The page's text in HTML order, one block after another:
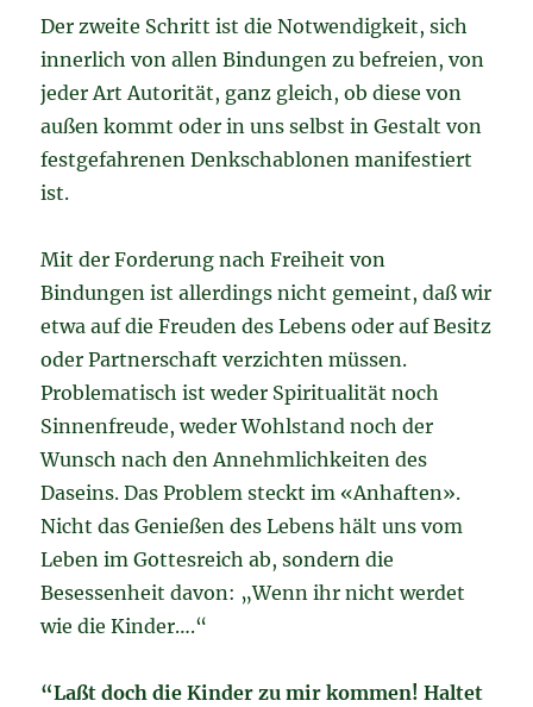
Der zweite Schritt ist die Notwendigkeit, sich
innerlich von allen Bindungen zu befreien, von
jeder Art Autorität, ganz gleich, ob diese von
außen kommt oder in uns selbst in Gestalt von
festgefahrenen Denkschablonen manifestiert
ist.
Mit der Forderung nach Freiheit von
Bindungen ist allerdings nicht gemeint, daß wir
etwa auf die Freuden des Lebens oder auf Besitz
oder Partnerschaft verzichten müssen.
Problematisch ist weder Spiritualität noch
Sinnenfreude, weder Wohlstand noch der
Wunsch nach den Annehmlichkeiten des
Daseins. Das Problem steckt im «Anhaften».
Nicht das Genießen des Lebens hält uns vom
Leben im Gottesreich ab, sondern die
Besessenheit davon: „Wenn ihr nicht werdet
wie die Kinder….“
“Laßt doch die Kinder zu mir kommen! Haltet